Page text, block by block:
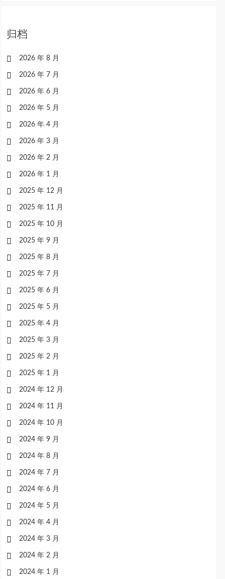
归档
2026 年 8 月
2026 年 7 月
2026 年 6 月
2026 年 5 月
2026 年 4 月
2026 年 3 月
2026 年 2 月
2026 年 1 月
2025 年 12 月
2025 年 11 月
2025 年 10 月
2025 年 9 月
2025 年 8 月
2025 年 7 月
2025 年 6 月
2025 年 5 月
2025 年 4 月
2025 年 3 月
2025 年 2 月
2025 年 1 月
2024 年 12 月
2024 年 11 月
2024 年 10 月
2024 年 9 月
2024 年 8 月
2024 年 7 月
2024 年 6 月
2024 年 5 月
2024 年 4 月
2024 年 3 月
2024 年 2 月
2024 年 1 月